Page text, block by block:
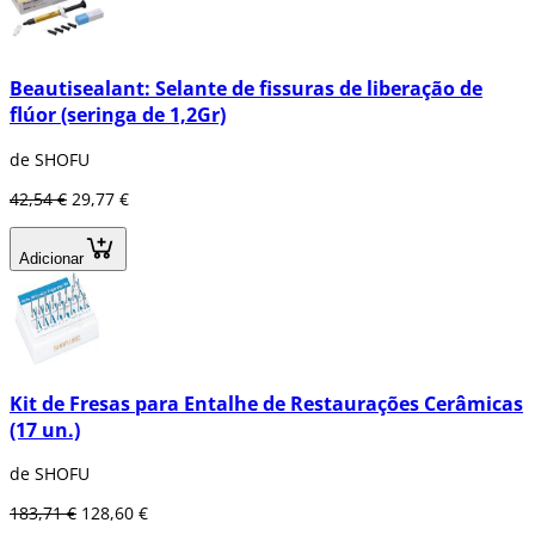
porcelanas e outros produtos clínicos e de
laboratório. Alta qualidade e estética em
Beautisealant: Selante de fissuras de liberação de
flúor (seringa de 1,2Gr)
de SHOFU
42,54 € 29,77 €
Adicionar
Kit de Fresas para Entalhe de Restaurações Cerâmicas
(17 un.)
de SHOFU
183,71 € 128,60 €